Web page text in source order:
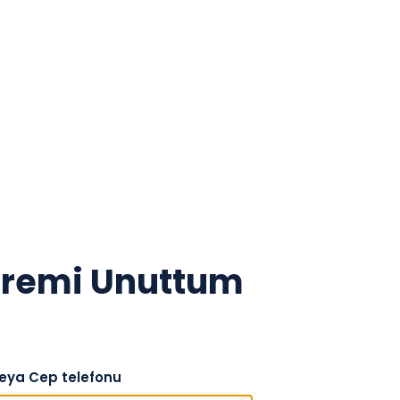
Unuttum
Cep telefonu